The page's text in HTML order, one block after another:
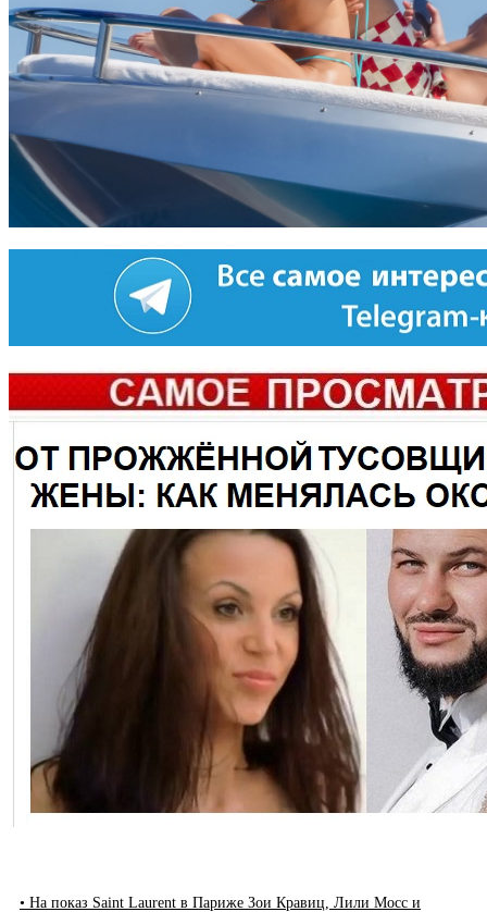
• На показ Saint Laurent в Париже Зои Кравиц, Лили Мосс и